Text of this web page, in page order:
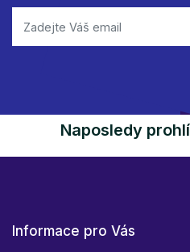
Naposledy
Informace pro Vás